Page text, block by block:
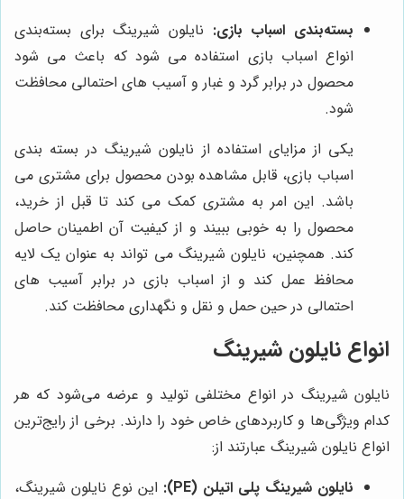
بسته‌بندی اسباب بازی: نایلون شیرینگ برای بسته‌بندی
انواع اسباب بازی استفاده می شود که باعث می شود
محصول در برابر گرد و غبار و آسیب های احتمالی محافظت
شود.
یکی از مزایای استفاده از نایلون شیرینگ در بسته بندی
اسباب بازی، قابل مشاهده بودن محصول برای مشتری می
باشد. این امر به مشتری کمک می کند تا قبل از خرید،
محصول را به خوبی ببیند و از کیفیت آن اطمینان حاصل
کند. همچنین، نایلون شیرینگ می تواند به عنوان یک لایه
محافظ عمل کند و از اسباب بازی در برابر آسیب های
احتمالی در حین حمل و نقل و نگهداری محافظت کند.
انواع نایلون شیرینگ
نایلون شیرینگ در انواع مختلفی تولید و عرضه می‌شود که هر
کدام ویژگی‌ها و کاربردهای خاص خود را دارند. برخی از رایج‌ترین
انواع نایلون شیرینگ عبارتند از:
نایلون شیرینگ پلی اتیلن (PE):
این نوع نایلون شیرینگ،